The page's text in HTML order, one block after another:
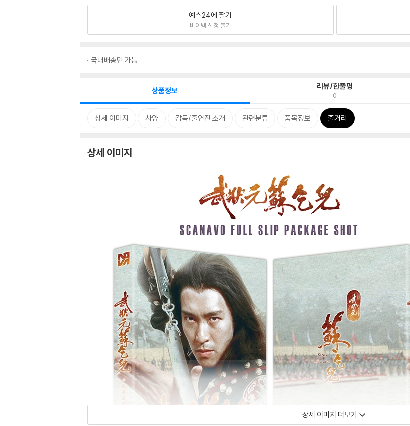
예스24에 팔기
바이백 신청 불가
국내배송만 가능
상품정보 리뷰/한줄평
0
상세 이미지 사양 감독/출연진 소개 관련분류 품목정보 줄거리
상세 이미지
상세 이미지 더보기